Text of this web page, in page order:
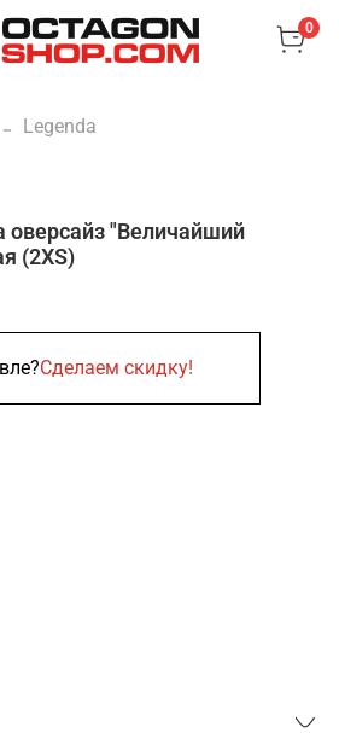
0
Legenda
оверсайз "Величайший
(2XS)
Сделаем скидку!